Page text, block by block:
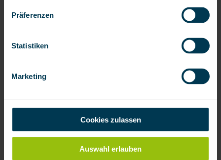
Präferenzen
Statistiken
Marketing
Cookies zulassen
Auswahl erlauben
Krankenversicherung übernommen. Allerdings
hängt die genaue Kostenübernahme davon ab, ob
Kostenübernahme für gesetzlich
Bei gesetzlich Versicherten übernimmt die
notwendigen ambulanten Behandlungen. Dazu
zählen Arztbesuche, Untersuchungen, viele
Therapien sowie Vorsorgeleistungen. Die
Krankenkasse, sodass Patienten meist nichts